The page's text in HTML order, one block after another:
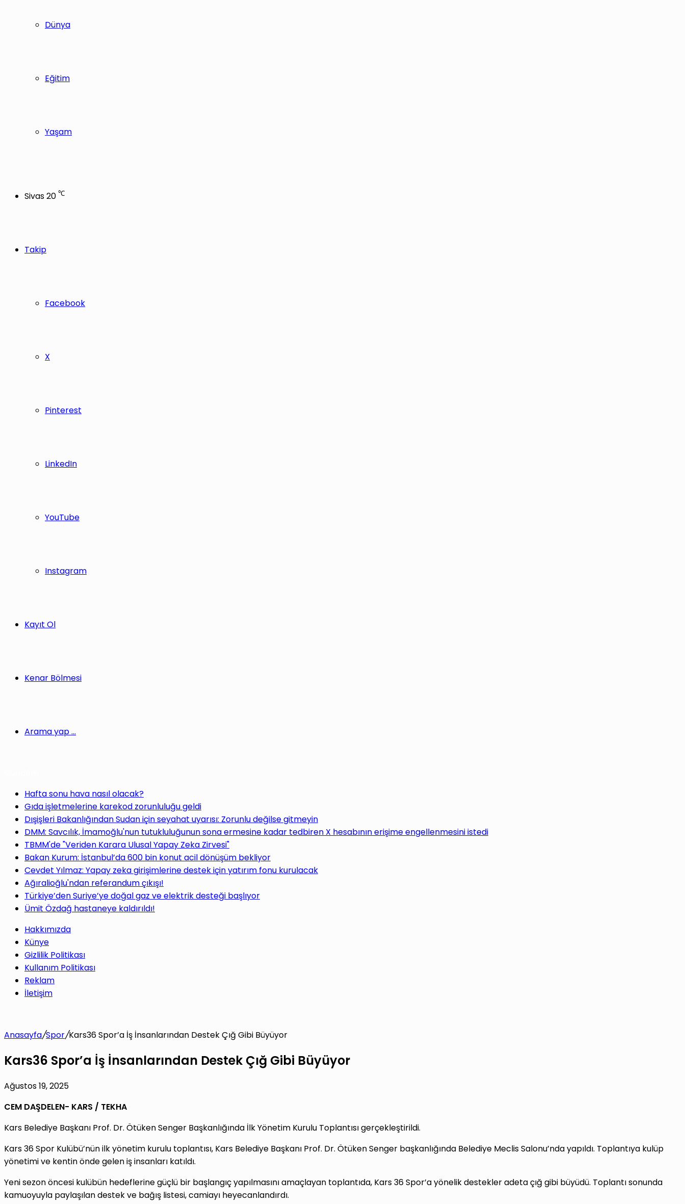
Dünya
Eğitim
Yaşam
Sivas20 ℃
Takip
Facebook
X
Pinterest
LinkedIn
YouTube
Instagram
Kayıt Ol
Kenar Bölmesi
Arama yap ...
Hafta sonu hava nasıl olacak?
Gıda işletmelerine karekod zorunluluğu geldi
Dışişleri Bakanlığından Sudan için seyahat uyarısı: Zorunlu değilse gitmeyin
DMM: Savcılık, İmamoğlu'nun tutukluluğunun sona ermesine kadar tedbiren X hesabının erişime engellenmesini istedi
TBMM'de "Veriden Karara Ulusal Yapay Zeka Zirvesi"
Bakan Kurum: İstanbul’da 600 bin konut acil dönüşüm bekliyor
Cevdet Yılmaz: Yapay zeka girişimlerine destek için yatırım fonu kurulacak
Ağıralioğlu'ndan referandum çıkışı!
Türkiye’den Suriye’ye doğal gaz ve elektrik desteği başlıyor
Ümit Özdağ hastaneye kaldırıldı!
Hakkımızda
Künye
Gizlilik Politikası
Kullanım Politikası
Reklam
İletişim
Anasayfa/Spor/Kars36 Spor’a İş İnsanlarından Destek Çığ Gibi Büyüyor
Kars36 Spor’a İş İnsanlarından Destek Çığ Gibi Büyüyor
Ağustos 19, 2025
CEM DAŞDELEN- KARS / TEKHA
Kars Belediye Başkanı Prof. Dr. Ötüken Senger Başkanlığında İlk Yönetim Kurulu Toplantısı gerçekleştirildi.
Kars 36 Spor Kulübü’nün ilk yönetim kurulu toplantısı, Kars Belediye Başkanı Prof. Dr. Ötüken Senger başkanlığında Belediye Meclis Salonu’nda yapıldı. Toplantıya kulüp
yönetimi ve kentin önde gelen iş insanları katıldı.
Yeni sezon öncesi kulübün hedeflerine güçlü bir başlangıç yapılmasını amaçlayan toplantıda, Kars 36 Spor’a yönelik destekler adeta çığ gibi büyüdü. Toplantı sonunda
kamuoyuyla paylaşılan destek ve bağış listesi, camiayı heyecanlandırdı.